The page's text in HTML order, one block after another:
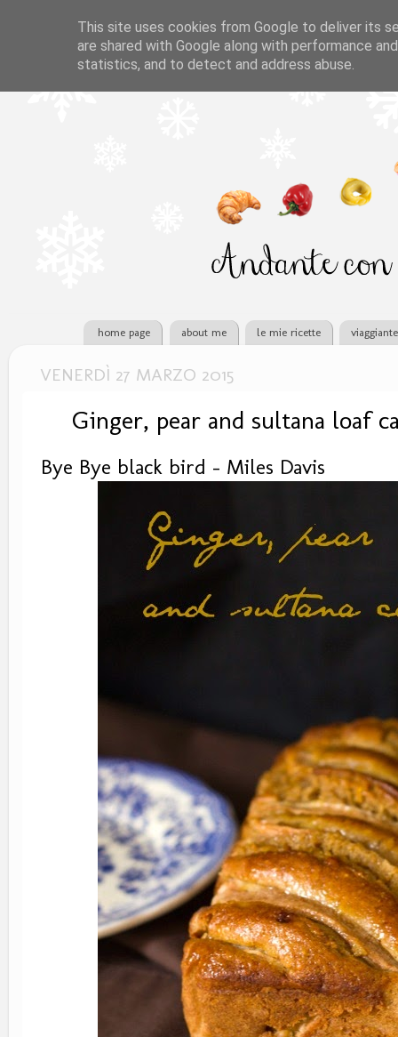
home page about me le mie ricette
VENERDÌ 27 MARZO 2015
Ginger, pear and sultana loaf
Bye Bye black bird - Miles Davis
This site uses cookies from Google to deliver its
are shared with Google along with performance
statistics, and to detect and address abuse.